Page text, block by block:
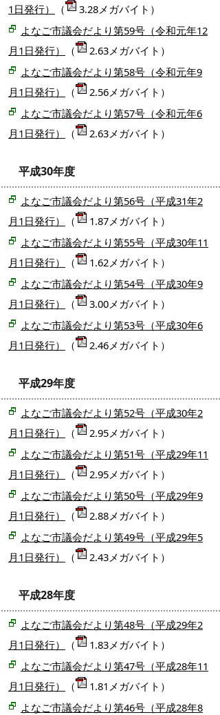
1日発行）
（
3.28メガバイト）
よなご市議会だより第59号（令和元年12
月1日発行）
（
2.63メガバイト）
よなご市議会だより第58号（令和元年9
月1日発行）
（
2.56メガバイト）
よなご市議会だより第57号（令和元年6
月1日発行）
（ 2.63メガバイト）
平成30年度
よなご市議会だより第56号（平成31年2
月1日発行）
（
1.87メガバイト）
よなご市議会だより第55号（平成30年11
月1日発行）
（
1.62メガバイト）
よなご市議会だより第54号（平成30年9
月1日発行）
（
3.00メガバイト）
よなご市議会だより第53号（平成30年6
月1日発行）
（ 2.46メガバイト）
平成29年度
よなご市議会だより第52号（平成30年2
月1日発行）
（
2.95メガバイト）
よなご市議会だより第51号（平成29年11
月1日発行）
（
2.95メガバイト）
よなご市議会だより第50号（平成29年9
月1日発行）
（
2.88メガバイト）
よなご市議会だより第49号（平成29年5
月1日発行）
（ 2.43メガバイト）
平成28年度
よなご市議会だより第48号（平成29年2
月1日発行）
（
1.83メガバイト）
よなご市議会だより第47号（平成28年11
月1日発行）
（
1.81メガバイト）
よなご市議会だより第46号（平成28年8